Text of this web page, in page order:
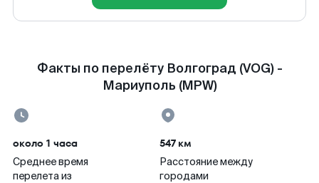
Факты по перелёту Волгоград (VOG) -
Мариуполь (MPW)
около 1 часа
Среднее время
перелета из
547 км
Расстояние между
городами